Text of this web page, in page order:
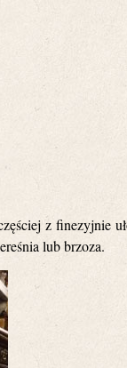
z finezyjnie
lub brzoza.